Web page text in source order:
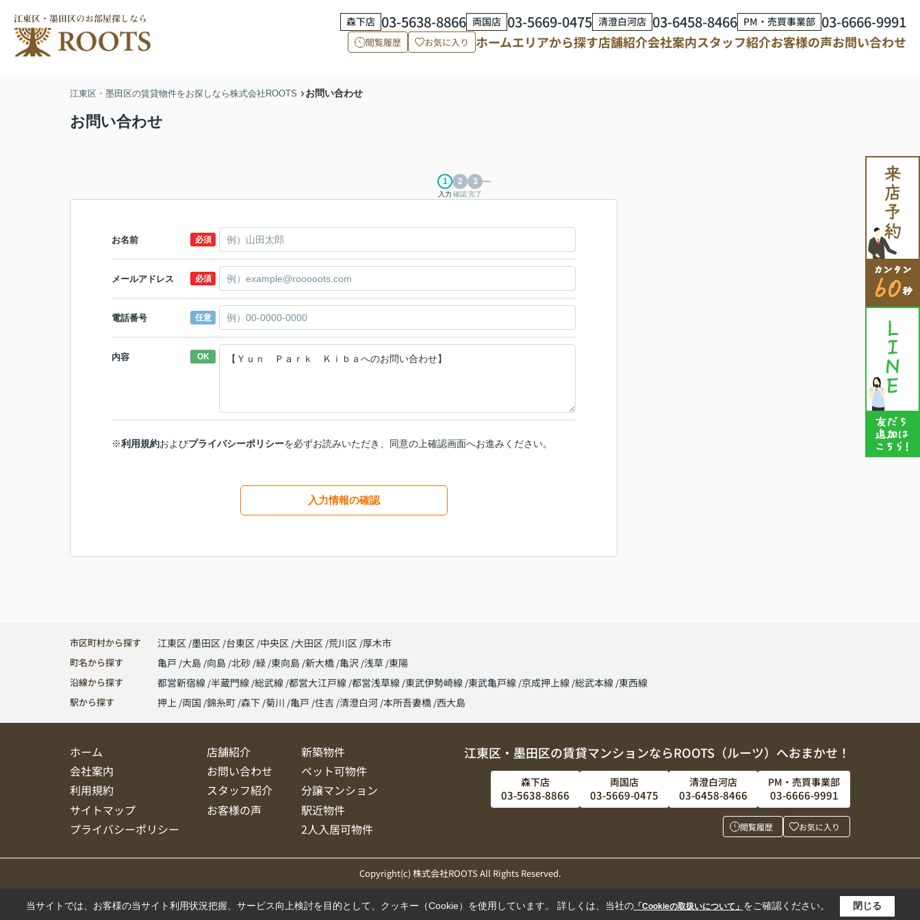
森下店 03-5638-8866 両国店 03-5669-0475 清澄白河店 03-6458-8466 PM・売買事業部 03-6666-9991
閲覧履歴 お気に入り ホームエリアから探す店舗紹介会社案内スタッフ紹介お客様の声お問い合わせ
江東区・墨田区の賃貸物件をお探しなら株式会社ROOTS お問い合わせ
お問い合わせ
入力 確認完了
お名前 必須
メールアドレス 必須
電話番号 任意
内容 OK
※利用規約およびプライバシーポリシーを必ずお読みいただき、同意の上確認画面へお進みください。
入力情報の確認
市区町村から探す 江東区 墨田区 台東区 中央区 大田区 荒川区 厚木市
町名から探す 亀戸 大島 向島 北砂 緑 東向島 新大橋 亀沢 浅草 東陽
沿線から探す 都営新宿線 半蔵門線 総武線 都営大江戸線 都営浅草線 東武伊勢崎線 東武亀戸線 京成押上線 総武本線 東西線
駅から探す 押上 両国 錦糸町 森下 菊川 亀戸 住吉 清澄白河 本所吾妻橋 西大島
ホーム 店舗紹介
新築物件
会社案内
お問い合わせ
ペット可物件
利用規約
スタッフ紹介
分譲マンション
サイトマップ
お客様の声
駅近物件
プライバシーポリシー
2人入居可物件
江東区・墨田区の賃貸マンションならROOTS（ルーツ）へおまかせ！
森下店
03-5638-8866
両国店
03-5669-0475
清澄白河店
03-6458-8466
PM・売買事業部
03-6666-9991
閲覧履歴 お気に入り
Copyright(c) 株式会社ROOTS All Rights Reserved.
当サイトでは、お客様の当サイト利用状況把握、サービス向上検討を目的として、クッキー（Cookie）を使用しています。 詳しくは、当社の「Cookieの取扱いについて」 をご確認ください。 閉じる